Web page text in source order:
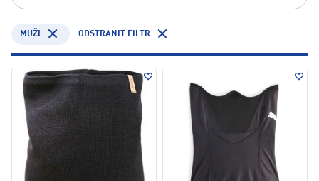
MUŽI ODSTRANIT FILTR